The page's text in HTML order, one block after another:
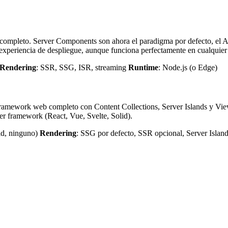
Server Components son ahora el paradigma por defecto, el
de despliegue, aunque funciona perfectamente en
Rendering: SSR, SSG, ISR, streaming Runtime: Node.js (o Edge)
web completo con Content Collections, Server Islands y
framework (React, Vue, Svelte, Solid).
ninguno) Rendering: SSG por defecto, SSR opcional, Server